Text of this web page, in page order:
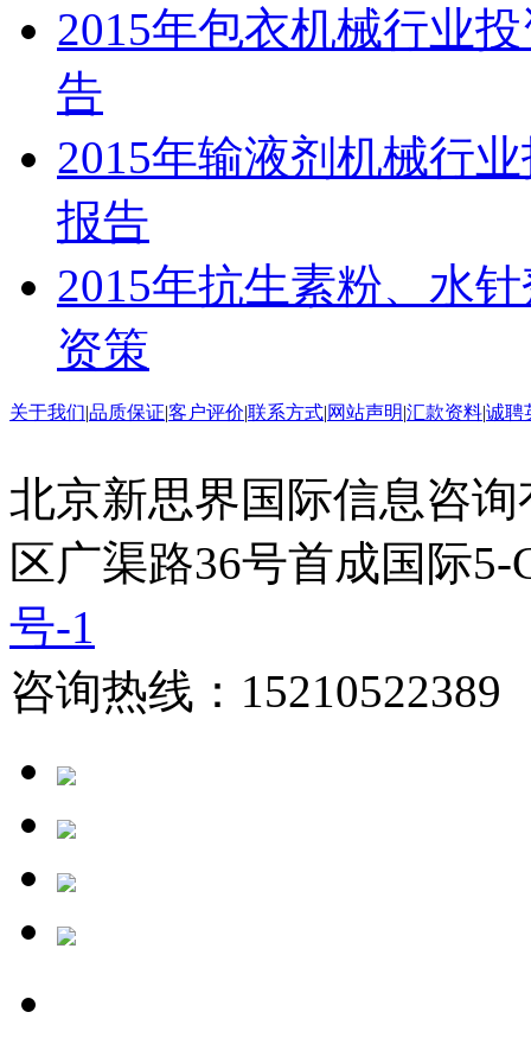
2015年包衣机械行业
告
2015年输液剂机械行
报告
2015年抗生素粉、水
资策
关于我们|品质保证|客户评价|联系方式|网站声明|汇款资料|诚聘
北京新思界国际信息咨
区广渠路36号首成国际
号-1
咨询热线：